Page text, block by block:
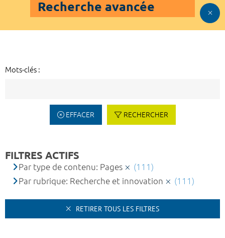
Recherche avancée
Mots-clés :
EFFACER RECHERCHER
FILTRES ACTIFS
Par type de contenu: Pages
(111)
Par rubrique: Recherche et innovation
(111)
RETIRER TOUS LES FILTRES